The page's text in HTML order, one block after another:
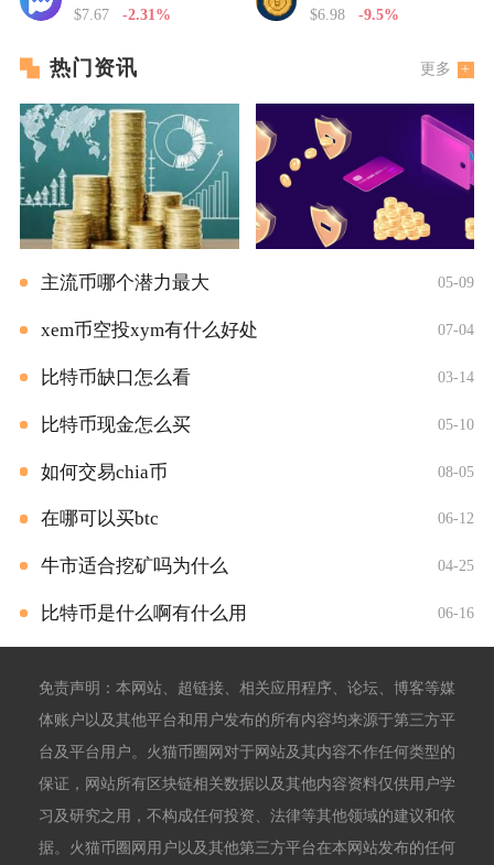
$7.67 -2.31% $6.98 -9.5%
热门资讯 更多
主流币哪个潜力最大 05-09
xem币空投xym有什么好处 07-04
比特币缺口怎么看 03-14
比特币现金怎么买 05-10
如何交易chia币 08-05
在哪可以买btc 06-12
牛市适合挖矿吗为什么 04-25
比特币是什么啊有什么用 06-16
免责声明：本网站、超链接、相关应用程序、论坛、博客等媒
体账户以及其他平台和用户发布的所有内容均来源于第三方平
台及平台用户。火猫币圈网对于网站及其内容不作任何类型的
保证，网站所有区块链相关数据以及其他内容资料仅供用户学
习及研究之用，不构成任何投资、法律等其他领域的建议和依
据。火猫币圈网用户以及其他第三方平台在本网站发布的任何